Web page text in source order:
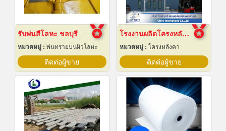
รับพ่นสีโลหะ ชลบุรี
หมวดหมู่ : พ่นทรายบนผิวโลหะ
ติดต่อผู้ขาย
โรงงานผลิตโครงหลังคาสำเร็จรูป
หมวดหมู่ : โครงหลังคา
ติดต่อผู้ขาย